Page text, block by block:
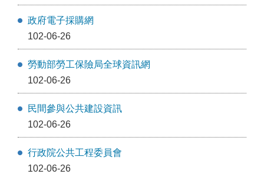
政府電子採購網
102-06-26
勞動部勞工保險局全球資訊網
102-06-26
民間參與公共建設資訊
102-06-26
行政院公共工程委員會
102-06-26